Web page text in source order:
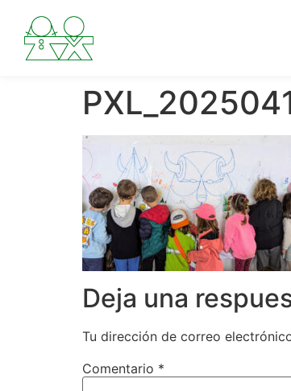
Deja una
Tu dirección de correo
Comentario *